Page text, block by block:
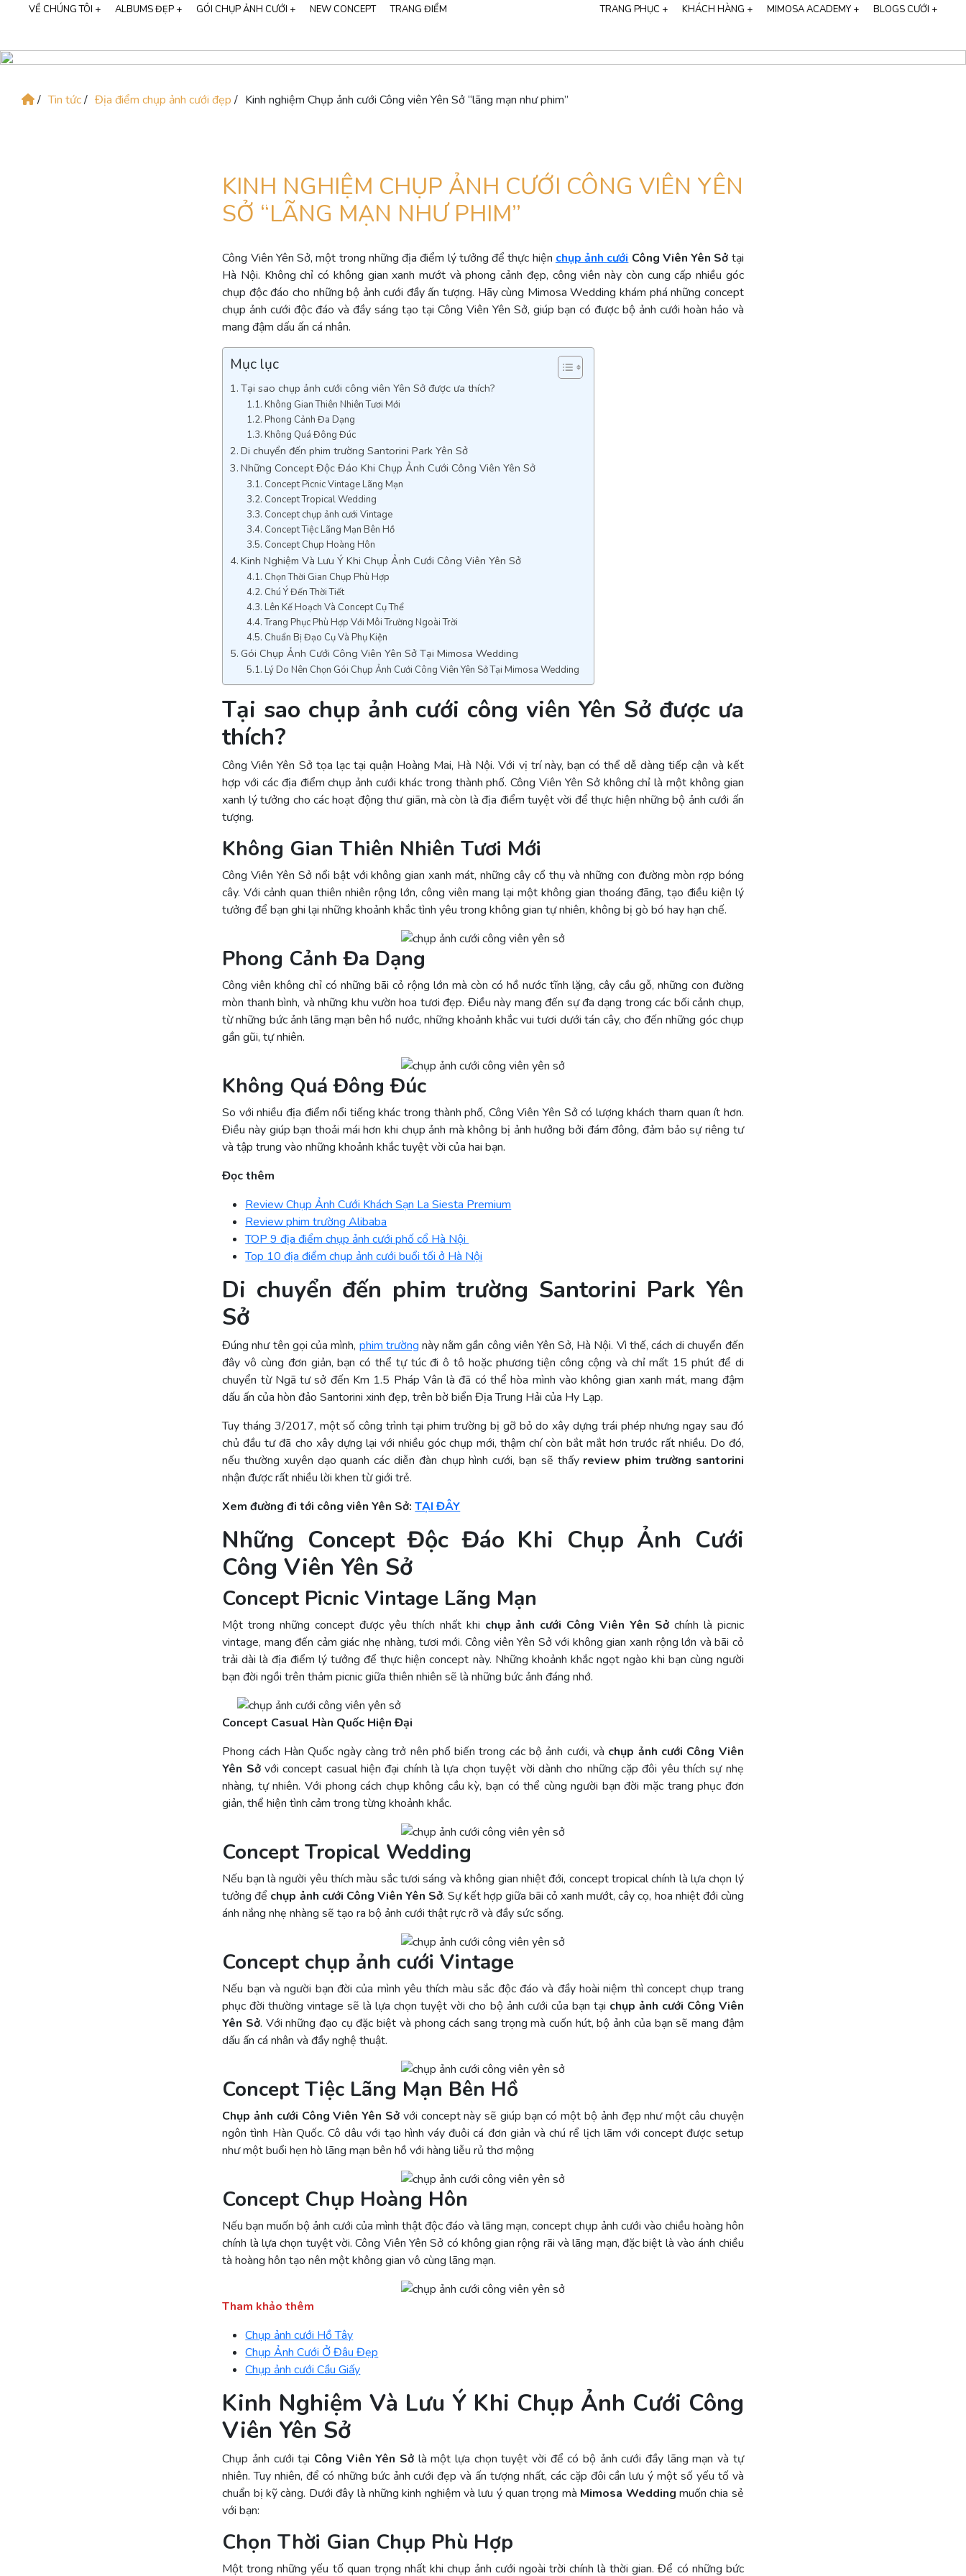
VỀ CHÚNG TÔI +
GIỚI THIỆU MIMOSA WEDDING
ALBUMS ĐẸP +
Phim trường 28
GÓI CHỤP ẢNH CƯỚI +
CHỤP ẢNH GIA ĐÌNH
NEW CONCEPT TRANG ĐIỂM
TRANG PHỤC +
Váy công chúa 91
KHÁCH HÀNG +
FEEDBACK KHÁCH HÀNG
MIMOSA ACADEMY +
HỌC CHỤP ẢNH CƯỚI
BLOGS CƯỚI +
ALBUM VIDEO
/ Tin tức/ Địa điểm chụp ảnh cưới đẹp/ Kinh nghiệm Chụp ảnh cưới Công viên Yên Sở “lãng mạn như phim”
KINH NGHIỆM CHỤP ẢNH CƯỚI CÔNG VIÊN YÊN
SỞ “LÃNG MẠN NHƯ PHIM”
Công Viên Yên Sở, một trong những địa điểm lý tưởng để thực hiện chụp ảnh cưới Công Viên Yên Sở tại
Hà Nội. Không chỉ có không gian xanh mướt và phong cảnh đẹp, công viên này còn cung cấp nhiều góc
chụp độc đáo cho những bộ ảnh cưới đầy ấn tượng. Hãy cùng Mimosa Wedding khám phá những concept
chụp ảnh cưới độc đáo và đầy sáng tạo tại Công Viên Yên Sở, giúp bạn có được bộ ảnh cưới hoàn hảo và
mang đậm dấu ấn cá nhân.
Mục lục
Tại sao chụp ảnh cưới công viên Yên Sở được ưa thích?
Không Gian Thiên Nhiên Tươi Mới
Phong Cảnh Đa Dạng
Không Quá Đông Đúc
Di chuyển đến phim trường Santorini Park Yên Sở
Những Concept Độc Đáo Khi Chụp Ảnh Cưới Công Viên Yên Sở
Concept Picnic Vintage Lãng Mạn
Concept Tropical Wedding
Concept chụp ảnh cưới Vintage
Concept Tiệc Lãng Mạn Bên Hồ
Concept Chụp Hoàng Hôn
Kinh Nghiệm Và Lưu Ý Khi Chụp Ảnh Cưới Công Viên Yên Sở
Chọn Thời Gian Chụp Phù Hợp
Chú Ý Đến Thời Tiết
Lên Kế Hoạch Và Concept Cụ Thể
Trang Phục Phù Hợp Với Môi Trường Ngoài Trời
Chuẩn Bị Đạo Cụ Và Phụ Kiện
Gói Chụp Ảnh Cưới Công Viên Yên Sở Tại Mimosa Wedding
Lý Do Nên Chọn Gói Chụp Ảnh Cưới Công Viên Yên Sở Tại Mimosa Wedding
Tại sao chụp ảnh cưới công viên Yên Sở được ưa
thích?
Công Viên Yên Sở tọa lạc tại quận Hoàng Mai, Hà Nội. Với vị trí này, bạn có thể dễ dàng tiếp cận và kết
hợp với các địa điểm chụp ảnh cưới khác trong thành phố. Công Viên Yên Sở không chỉ là một không gian
xanh lý tưởng cho các hoạt động thư giãn, mà còn là địa điểm tuyệt vời để thực hiện những bộ ảnh cưới ấn
tượng.
Không Gian Thiên Nhiên Tươi Mới
Công Viên Yên Sở nổi bật với không gian xanh mát, những cây cổ thụ và những con đường mòn rợp bóng
cây. Với cảnh quan thiên nhiên rộng lớn, công viên mang lại một không gian thoáng đãng, tạo điều kiện lý
tưởng để bạn ghi lại những khoảnh khắc tình yêu trong không gian tự nhiên, không bị gò bó hay hạn chế.
Phong Cảnh Đa Dạng
Công viên không chỉ có những bãi cỏ rộng lớn mà còn có hồ nước tĩnh lặng, cây cầu gỗ, những con đường
mòn thanh bình, và những khu vườn hoa tươi đẹp. Điều này mang đến sự đa dạng trong các bối cảnh chụp,
từ những bức ảnh lãng mạn bên hồ nước, những khoảnh khắc vui tươi dưới tán cây, cho đến những góc chụp
gần gũi, tự nhiên.
Không Quá Đông Đúc
So với nhiều địa điểm nổi tiếng khác trong thành phố, Công Viên Yên Sở có lượng khách tham quan ít hơn.
Điều này giúp bạn thoải mái hơn khi chụp ảnh mà không bị ảnh hưởng bởi đám đông, đảm bảo sự riêng tư
và tập trung vào những khoảnh khắc tuyệt vời của hai bạn.
Đọc thêm
Review Chụp Ảnh Cưới Khách Sạn La Siesta Premium
Review phim trường Alibaba
TOP 9 địa điểm chụp ảnh cưới phố cổ Hà Nội
Top 10 địa điểm chụp ảnh cưới buổi tối ở Hà Nội
Di chuyển đến phim trường Santorini Park Yên
Sở
Đúng như tên gọi của mình, phim trường này nằm gần công viên Yên Sở, Hà Nội. Vì thế, cách di chuyển đến
đây vô cùng đơn giản, bạn có thể tự túc đi ô tô hoặc phương tiện công cộng và chỉ mất 15 phút để di
chuyển từ Ngã tư sở đến Km 1.5 Pháp Vân là đã có thể hòa mình vào không gian xanh mát, mang đậm
dấu ấn của hòn đảo Santorini xinh đẹp, trên bờ biển Địa Trung Hải của Hy Lạp.
Tuy tháng 3/2017, một số công trình tại phim trường bị gỡ bỏ do xây dựng trái phép nhưng ngay sau đó
chủ đầu tư đã cho xây dựng lại với nhiều góc chụp mới, thậm chí còn bắt mắt hơn trước rất nhiều. Do đó,
nếu thường xuyên dạo quanh các diễn đàn chụp hình cưới, bạn sẽ thấy review phim trường santorini
nhận được rất nhiều lời khen từ giới trẻ.
Xem đường đi tới công viên Yên Sở:TẠI ĐÂY
Những Concept Độc Đáo Khi Chụp Ảnh Cưới
Công Viên Yên Sở
Concept Picnic Vintage Lãng Mạn
Một trong những concept được yêu thích nhất khi chụp ảnh cưới Công Viên Yên Sởchính là picnic
vintage, mang đến cảm giác nhẹ nhàng, tươi mới. Công viên Yên Sở với không gian xanh rộng lớn và bãi cỏ
trải dài là địa điểm lý tưởng để thực hiện concept này. Những khoảnh khắc ngọt ngào khi bạn cùng người
bạn đời ngồi trên thảm picnic giữa thiên nhiên sẽ là những bức ảnh đáng nhớ.
Concept Casual Hàn Quốc Hiện Đại
Phong cách Hàn Quốc ngày càng trở nên phổ biến trong các bộ ảnh cưới, và chụp ảnh cưới Công Viên
Yên Sởvới concept casual hiện đại chính là lựa chọn tuyệt vời dành cho những cặp đôi yêu thích sự nhẹ
nhàng, tự nhiên. Với phong cách chụp không cầu kỳ, bạn có thể cùng người bạn đời mặc trang phục đơn
giản, thể hiện tình cảm trong từng khoảnh khắc.
Concept Tropical Wedding
Nếu bạn là người yêu thích màu sắc tươi sáng và không gian nhiệt đới, concept tropical chính là lựa chọn lý
tưởng để chụp ảnh cưới Công Viên Yên Sở. Sự kết hợp giữa bãi cỏ xanh mướt, cây cọ, hoa nhiệt đới cùng
ánh nắng nhẹ nhàng sẽ tạo ra bộ ảnh cưới thật rực rỡ và đầy sức sống.
Concept chụp ảnh cưới Vintage
Nếu bạn và người bạn đời của mình yêu thích màu sắc độc đáo và đầy hoài niệm thì concept chụp trang
phục đời thường vintage sẽ là lựa chọn tuyệt vời cho bộ ảnh cưới của bạn tại chụp ảnh cưới Công Viên
Yên Sở. Với những đạo cụ đặc biệt và phong cách sang trọng mà cuốn hút, bộ ảnh của bạn sẽ mang đậm
dấu ấn cá nhân và đầy nghệ thuật.
Concept Tiệc Lãng Mạn Bên Hồ
Chụp ảnh cưới Công Viên Yên Sởvới concept này sẽ giúp bạn có một bộ ảnh đẹp như một câu chuyện
ngôn tình Hàn Quốc. Cô dâu với tạo hình váy đuôi cá đơn giản và chú rể lịch lãm với concept được setup
như một buổi hẹn hò lãng mạn bên hồ với hàng liễu rủ thơ mộng
Concept Chụp Hoàng Hôn
Nếu bạn muốn bộ ảnh cưới của mình thật độc đáo và lãng mạn, concept chụp ảnh cưới vào chiều hoàng hôn
chính là lựa chọn tuyệt vời. Công Viên Yên Sở có không gian rộng rãi và lãng mạn, đặc biệt là vào ánh chiều
tà hoàng hôn tạo nên một không gian vô cùng lãng mạn.
Tham khảo thêm
Chụp ảnh cưới Hồ Tây
Chụp Ảnh Cưới Ở Đâu Đẹp
Chụp ảnh cưới Cầu Giấy
Kinh Nghiệm Và Lưu Ý Khi Chụp Ảnh Cưới Công
Viên Yên Sở
Chụp ảnh cưới tại Công Viên Yên Sở là một lựa chọn tuyệt vời để có bộ ảnh cưới đầy lãng mạn và tự
nhiên. Tuy nhiên, để có những bức ảnh cưới đẹp và ấn tượng nhất, các cặp đôi cần lưu ý một số yếu tố và
chuẩn bị kỹ càng. Dưới đây là những kinh nghiệm và lưu ý quan trọng mà Mimosa Wedding muốn chia sẻ
với bạn:
Chọn Thời Gian Chụp Phù Hợp
Một trong những yếu tố quan trọng nhất khi chụp ảnh cưới ngoài trời chính là thời gian. Để có những bức